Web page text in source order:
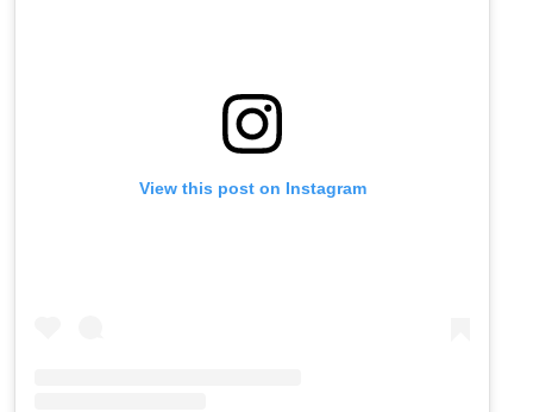
View this post on Instagram